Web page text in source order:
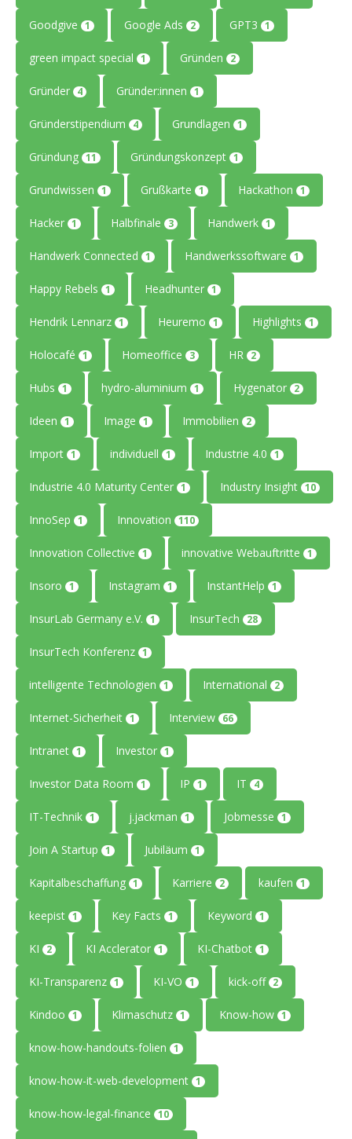
Goodgive 1 Google Ads 2 GPT3 1
green impact special 1 Gründen 2
Gründer 4 Gründer:innen 1
Gründerstipendium 4 Grundlagen 1
Gründung 11 Gründungskonzept 1
Grundwissen 1 Grußkarte 1 Hackathon 1
Hacker 1 Halbfinale 3 Handwerk 1
Handwerk Connected 1 Handwerkssoftware 1
Happy Rebels 1 Headhunter 1
Hendrik Lennarz 1 Heuremo 1 Highlights 1
Holocafé 1 Homeoffice 3 HR 2
Hubs 1 hydro-aluminium 1 Hygenator 2
Ideen 1 Image 1 Immobilien 2
Import 1 individuell 1 Industrie 4.0 1
Industrie 4.0 Maturity Center 1 Industry Insight 10
InnoSep 1 Innovation 110
Innovation Collective 1 innovative Webauftritte 1
Insoro 1 Instagram 1 InstantHelp 1
InsurLab Germany e.V. 1 InsurTech 28
InsurTech Konferenz 1
intelligente Technologien 1 International 2
Internet-Sicherheit 1 Interview 66
Intranet 1 Investor 1
Investor Data Room 1 IP 1 IT 4
IT-Technik 1 j.jackman 1 Jobmesse 1
Join A Startup 1 Jubiläum 1
Kapitalbeschaffung 1 Karriere 2 kaufen 1
keepist 1 Key Facts 1 Keyword 1
KI 2 KI Acclerator 1 KI-Chatbot 1
KI-Transparenz 1 KI-VO 1 kick-off 2
Kindoo 1 Klimaschutz 1 Know-how 1
know-how-handouts-folien 1
know-how-it-web-development 1
know-how-legal-finance 10